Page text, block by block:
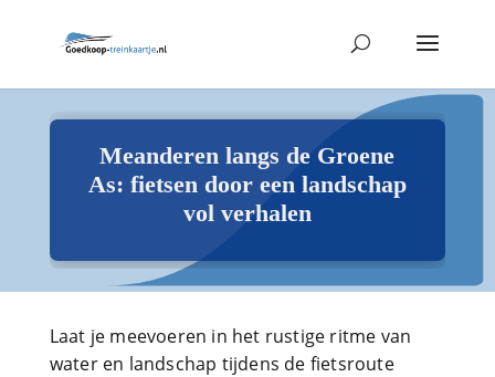
Meanderen langs de Groene
As: fietsen door een landschap
vol verhalen
Laat je meevoeren in het rustige ritme van
water en landschap tijdens de fietsroute